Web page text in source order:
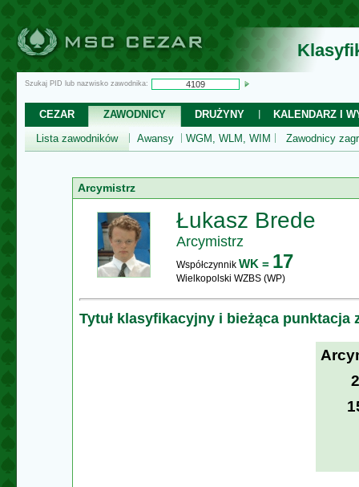
Szukaj PID lub nazwisko zawodnika:
CEZAR ZAWODNICY DRUŻYNY
KALENDARZ I
Lista zawodników
Awansy WGM, WLM, WIM Zawodnicy
Arcymistrz
Łukasz Brede
Arcymistrz
Współczynnik WK = 17
Wielkopolski WZBS (WP)
Tytuł klasyfikacyjny i bieżąca punktacja